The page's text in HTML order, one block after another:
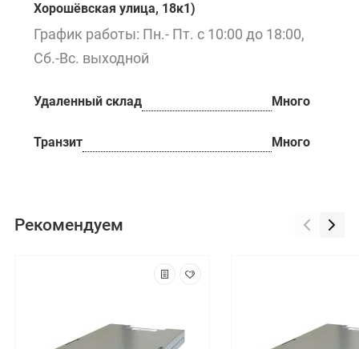
Хорошёвская улица, 18к1)
График работы: Пн.- Пт. с 10:00 до 18:00,
Сб.-Вс. выходной
Удаленный склад Много
Транзит Много
Рекомендуем